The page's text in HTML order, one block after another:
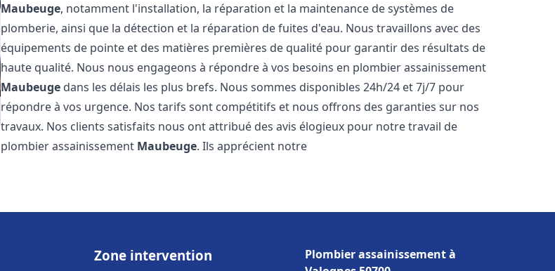
Maubeuge, notamment l'installation, la réparation et la maintenance de systèmes de
plomberie, ainsi que la détection et la réparation de fuites d'eau. Nous travaillons avec des
équipements de pointe et des matières premières de qualité pour garantir des résultats de
haute qualité. Nous nous engageons à répondre à vos besoins en plombier assainissement
Maubeuge dans les délais les plus brefs. Nous sommes disponibles 24h/24 et 7j/7 pour
répondre à vos urgence. Nos tarifs sont compétitifs et nous offrons des garanties sur nos
travaux. Nos clients satisfaits nous ont attribué des avis élogieux pour notre travail de
plombier assainissement Maubeuge. Ils apprécient notre
Zone intervention
Plombier assainissement à